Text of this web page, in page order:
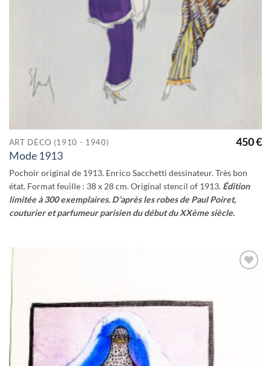
ART DÉCO (1910 - 1940)
Mode 1913
450€
Pochoir original de 1913. Enrico Sacchetti dessinateur. Très bon
état. Format feuille : 38 x 28 cm. Original stencil of 1913. Édition
limitée à 300 exemplaires. D’après les robes de Paul Poiret,
couturier et parfumeur parisien du début du XXème siècle.